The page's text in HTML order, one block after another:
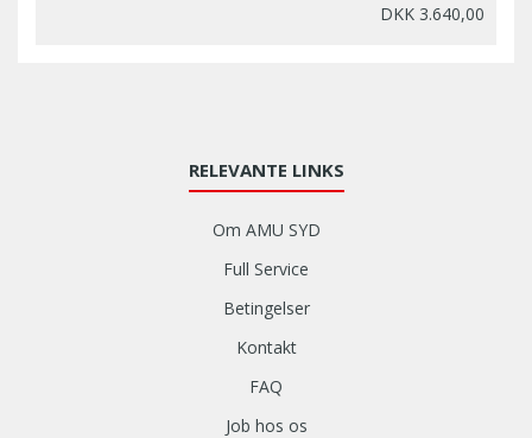
DKK 3.640,00
RELEVANTE LINKS
Om AMU SYD
Full Service
Betingelser
Kontakt
FAQ
Job hos os